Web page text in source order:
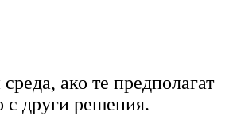
ако те предполагат
с други решения.